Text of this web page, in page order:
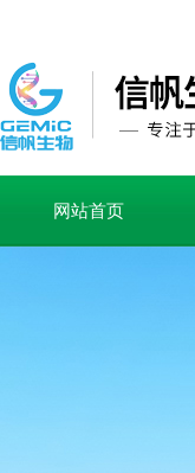
网站首页